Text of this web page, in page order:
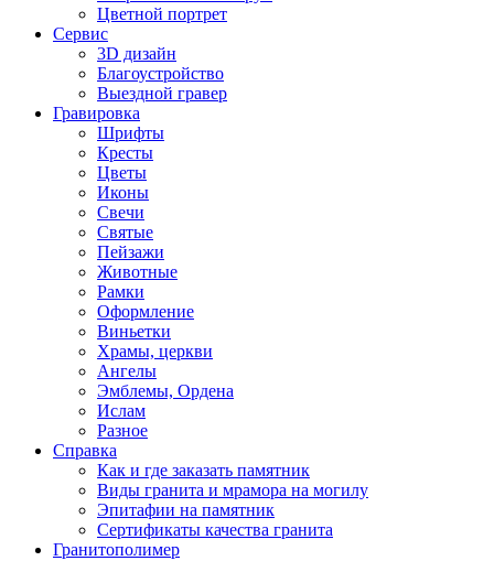
Цветной портрет
Сервис
3D дизайн
Благоустройство
Выездной гравер
Гравировка
Шрифты
Кресты
Цветы
Иконы
Свечи
Святые
Пейзажи
Животные
Рамки
Оформление
Виньетки
Храмы, церкви
Ангелы
Эмблемы, Ордена
Ислам
Разное
Справка
Как и где заказать памятник
Виды гранита и мрамора на могилу
Эпитафии на памятник
Сертификаты качества гранита
Гранитополимер